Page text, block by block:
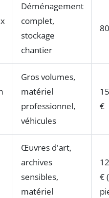
Déménagement
complet,
stockage
chantier
Gros volumes,
matériel
professionnel,
véhicules
€
Œuvres d'art,
archives
sensibles,
matériel
€